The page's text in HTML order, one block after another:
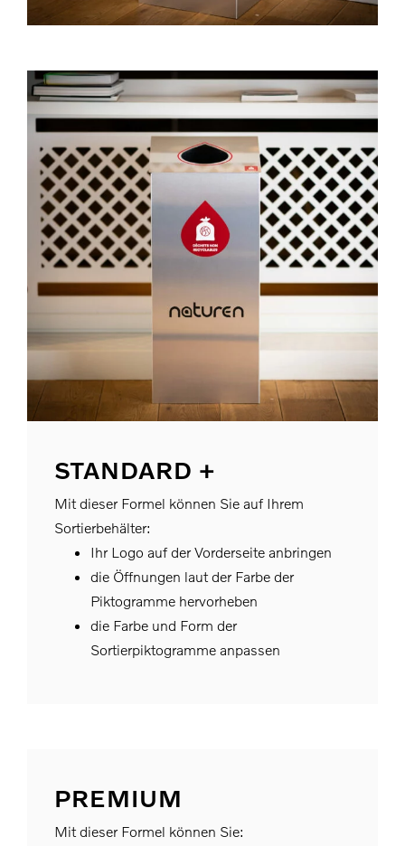
STANDARD +
Mit dieser Formel können Sie auf Ihrem
Sortierbehälter:
Ihr Logo auf der Vorderseite anbringen
die Öffnungen laut der Farbe der
Piktogramme hervorheben
die Farbe und Form der
Sortierpiktogramme anpassen
PREMIUM
Mit dieser Formel können Sie: